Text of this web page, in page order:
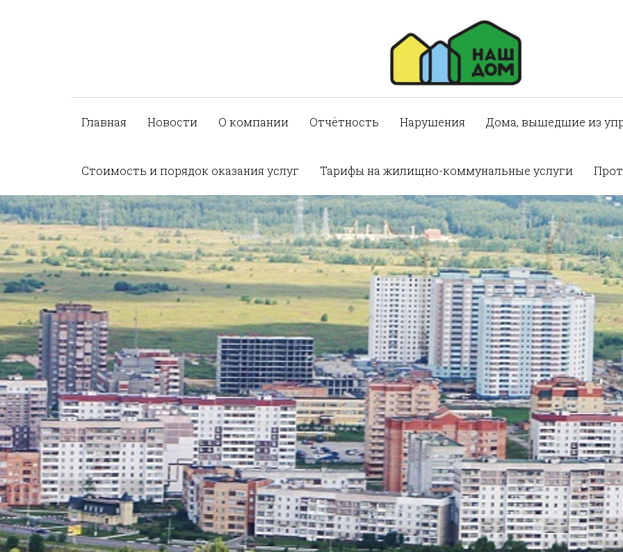
Главная Новости О компании Отчётность Нарушения Дома, вышедшие из
Стоимость и порядок оказания услуг Тарифы на жилищно-коммунальные услуги